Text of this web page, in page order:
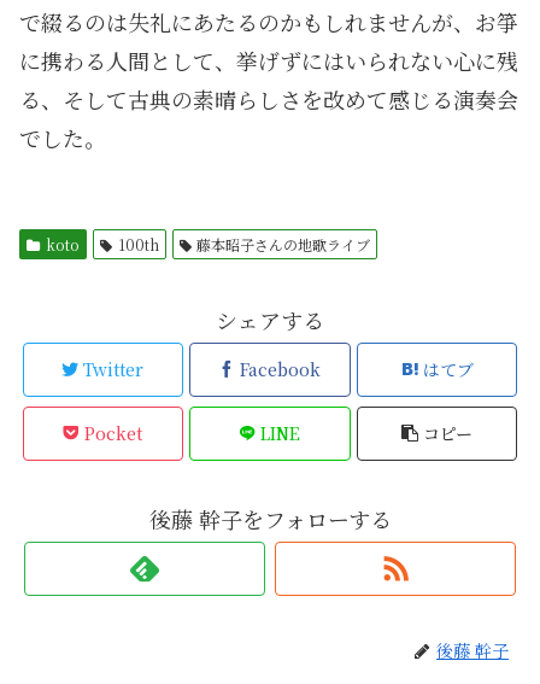
で綴るのは失礼にあたるのかもしれませんが、お箏
に携わる人間として、挙げずにはいられない心に残
る、そして古典の素晴らしさを改めて感じる演奏会
でした。
koto 100th 藤本昭子さんの地歌ライブ
シェアする
Twitter Facebook はてブ
Pocket LINE コピー
後藤 幹子をフォローする
後藤 幹子